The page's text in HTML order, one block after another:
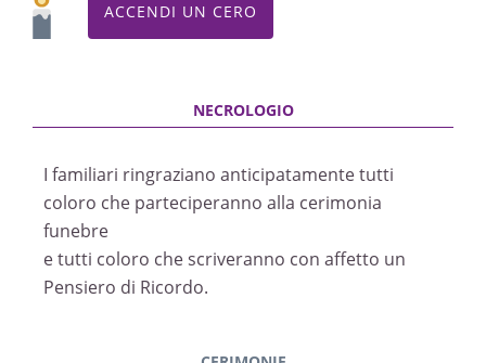
ACCENDI UN CERO
I familiari ringraziano anticipatamente tutti
coloro che parteciperanno alla cerimonia
funebre
e tutti coloro che scriveranno con affetto un
Pensiero di Ricordo.